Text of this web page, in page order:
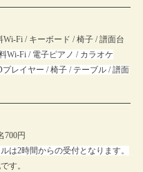
Wi-Fi / キーボード / 椅子 / 譜面台
Wi-Fi / 電子ピアノ / カラオケ
レイヤー / 椅子 / テーブル / 譜面
700円
は2時間からの受付となります。
す。